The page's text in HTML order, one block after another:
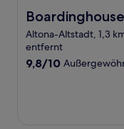
Boardinghouse
Altona-Altstadt, 1,3
entfernt
9.8
9,8/10